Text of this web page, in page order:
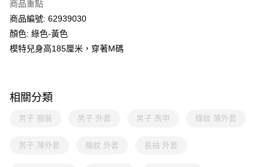
商品重點
商品編號: 62939030
顏色: 綠色-黃色
模特兒身高185厘米，穿著M碼
相關分類
男子 服裝 男子 外套 男子 馬甲 條紋 薄外套
男子 薄外套 條紋 外套 長袖 外套